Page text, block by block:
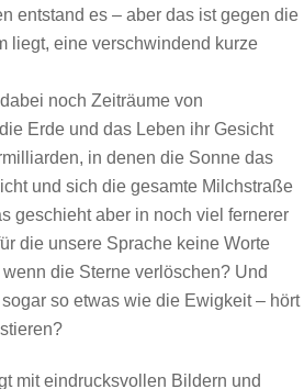
entstand es – aber das ist gegen die
liegt, eine verschwindend kurze
noch Zeiträume von
Erde und das Leben ihr Gesicht
in denen die Sonne das
und sich die gesamte Milchstraße
geschieht aber in noch viel fernerer
die unsere Sprache keine Worte
die Sterne verlöschen? Und
so etwas wie die Ewigkeit – hört
mit eindrucksvollen Bildern und